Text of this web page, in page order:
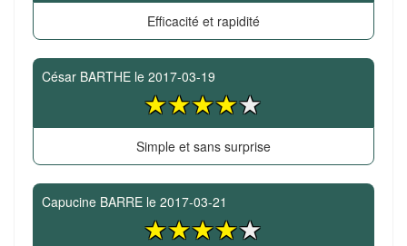
Efficacité et rapidité
César BARTHE le 2017-03-19
Simple et sans surprise
Capucine BARRE le 2017-03-21